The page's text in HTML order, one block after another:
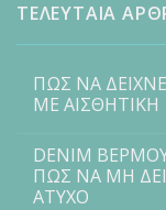
ΤΕΛΕΥΤΑΙΑ
ΠΩΣ ΝΑ
ΜΕ ΑΙΣΘΗΤΙΚΗ
DENIM
ΠΩΣ ΝΑ ΜΗ
ΑΤΥΧΟ